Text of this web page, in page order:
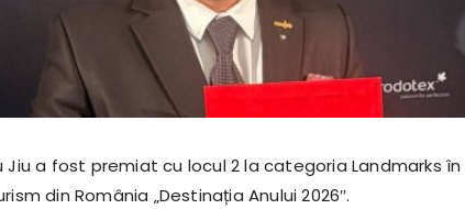
Jiu a fost premiat cu locul 2 la categoria Landmarks
din România „Destinația Anului 2026″.